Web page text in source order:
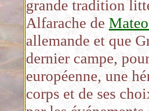
grande tradition
Alfarache de
allemande et que
dernier campe,
européenne, une
corps et de ses